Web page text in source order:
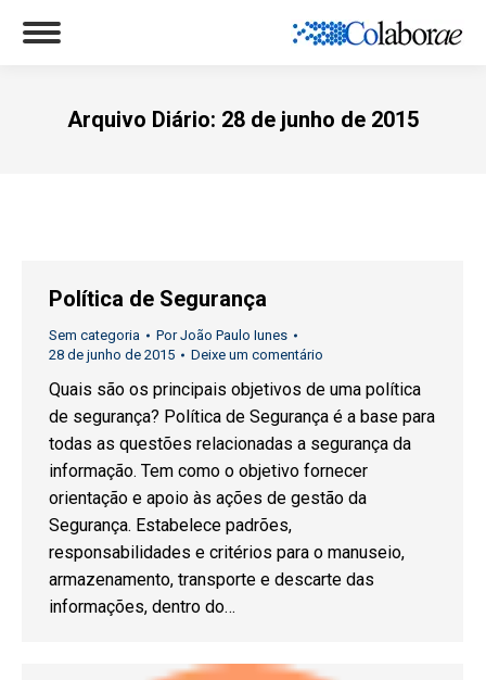
Arquivo Diário: 28 de junho de 2015
Política de Segurança
Sem categoria PorJoão Paulo Iunes
28 de junho de 2015
Deixe um comentário
Quais são os principais objetivos de uma política
de segurança? Política de Segurança é a base para
todas as questões relacionadas a segurança da
informação. Tem como o objetivo fornecer
orientação e apoio às ações de gestão da
Segurança. Estabelece padrões,
responsabilidades e critérios para o manuseio,
armazenamento, transporte e descarte das
informações, dentro do…